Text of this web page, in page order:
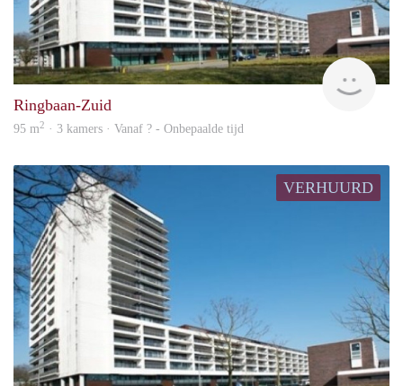
rent
Ringbaan-Zuid
95 m2 · 3 kamers · Vanaf ? - Onbepaalde tijd
VERHUURD